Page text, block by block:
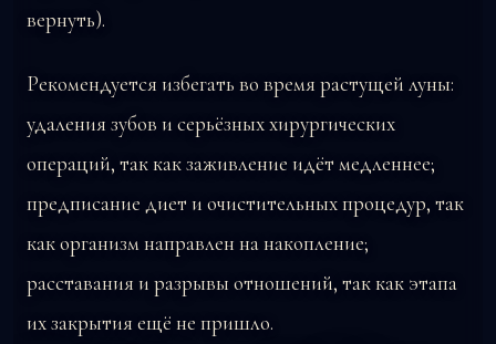
вернуть).
Рекомендуется избегать во время растущей луны:
удаления зубов и серьёзных хирургических
операций, так как заживление идёт медленнее;
предписание диет и очистительных процедур, так
как организм направлен на накопление;
расставания и разрывы отношений, так как этапа
их закрытия ещё не пришло.